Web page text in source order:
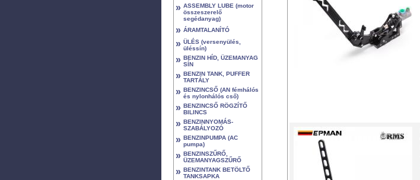
» ASSEMBLY LUBE (motor
összeszerelő
segédanyag)
» ÁRAMTALANÍTÓ
» ÜLÉS (versenyülés,
üléssín)
» BENZIN HÍD, ÜZEMANYAG
SÍN
» BENZIN TANK, PUFFER
TARTÁLY
» BENZINCSŐ (AN fémhálós
és nylonhálós cső)
» BENZINCSŐ RÖGZÍTŐ
BILINCS
» BENZINNYOMÁS-
SZABÁLYOZÓ
» BENZINPUMPA (AC
pumpa)
» BENZINSZŰRŐ,
ÜZEMANYAGSZŰRŐ
» BENZINTANK BETÖLTŐ
TANKSAPKA